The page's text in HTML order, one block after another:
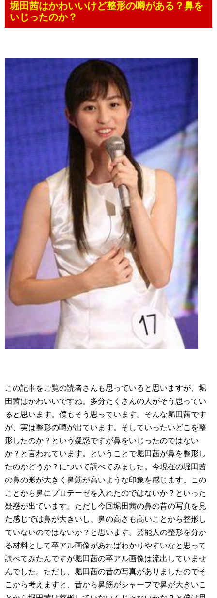
堀田茜はかわいいけど整形の噂がある？鼻を
いじったのか？
この記事をご覧の読者さんも思っていると思いますが、堀
田茜はかわいいですね。多分たくさんの人がそう思ってい
ると思います。僕もそう思っています。そんな堀田茜です
が、実は整形の噂が出ています。そしていったいどこを整
形したのか？という疑惑ですが鼻をいじったのではない
か？と言われています。ということで堀田茜が鼻を整形し
たのかどうか？について調べてみました。今現在の堀田茜
の鼻の形が大きく鼻筋が高いような印象を感じます。この
ことから鼻にプロテーゼを入れたのではないか？といった
疑惑が出ています。ただし今回堀田茜の鼻の昔の写真を見
た感じでは鼻が大きいし、鼻の高さも高いことから整形し
ていないのではないか？と思います。芸能人の整形を分か
る材料として卒アル画像があればわかりやすいなと思って
調べてみたんですが堀田茜の卒アル画像は流出していませ
んでした。ただし、堀田茜の昔の写真がありましたのでそ
こから考えますと、昔から鼻筋がシャープで鼻が大きいこ